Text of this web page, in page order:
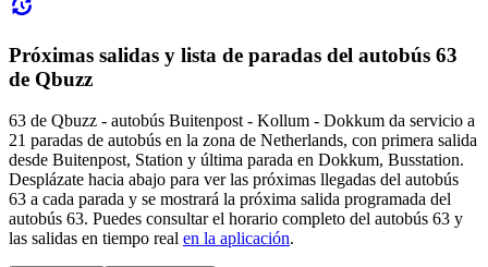
Próximas salidas y lista de paradas del autobús 63
de Qbuzz
63 de Qbuzz - autobús Buitenpost - Kollum - Dokkum da servicio a
21 paradas de autobús en la zona de Netherlands, con primera salida
desde Buitenpost, Station y última parada en Dokkum, Busstation.
Desplázate hacia abajo para ver las próximas llegadas del autobús
63 a cada parada y se mostrará la próxima salida programada del
autobús 63. Puedes consultar el horario completo del autobús 63 y
las salidas en tiempo real en la aplicación.